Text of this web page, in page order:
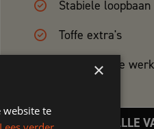
Stabiele loopbaan
Toffe extra's
Avontuurlijke
BEKIJK ALLE
×
website te